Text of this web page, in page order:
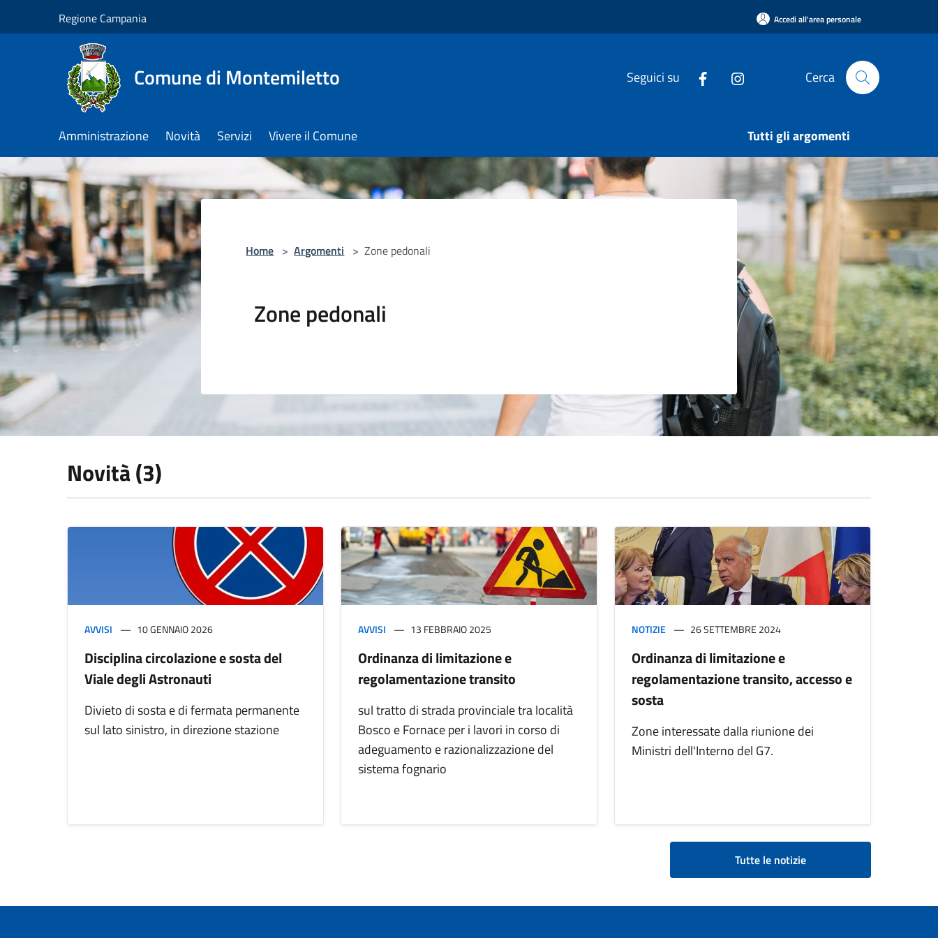
Regione Campania Accedi all'area personale
Comune di Montemiletto Seguici su Cerca
Amministrazione Novità Servizi Vivere il Comune Tutti gli argomenti
Home > Argomenti > Zone pedonali
Zone pedonali
Novità (3)
AVVISI 10 GENNAIO 2026
Disciplina circolazione e sosta del
Viale degli Astronauti
Divieto di sosta e di fermata permanente
sul lato sinistro, in direzione stazione
AVVISI 13 FEBBRAIO 2025
Ordinanza di limitazione e
regolamentazione transito
sul tratto di strada provinciale tra località
Bosco e Fornace per i lavori in corso di
adeguamento e razionalizzazione del
sistema fognario
NOTIZIE 26 SETTEMBRE 2024
Ordinanza di limitazione e
regolamentazione transito, accesso e
sosta
Zone interessate dalla riunione dei
Ministri dell'Interno del G7.
Tutte le notizie